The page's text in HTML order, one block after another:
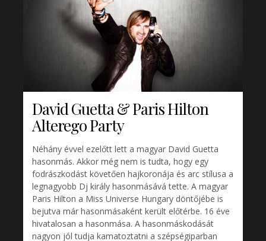
David Guetta & Paris Hilton
Alterego Party
Néhány évvel ezelőtt lett a magyar David Guetta
hasonmás. Akkor még nem is tudta, hogy egy
fodrászkodást követően hajkoronája és arc stílusa a
legnagyobb Dj király hasonmásává tette. A magyar
Paris Hilton a Miss Universe Hungary döntőjébe is
bejutva már hasonmásaként került előtérbe. 16 éve
hivatalosan a hasonmása. A hasonmáskodását
nagyon jól tudja kamatoztatni a szépségiparban